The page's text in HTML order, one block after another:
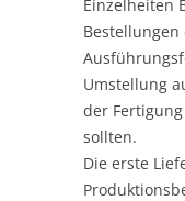
Einzelheiten
Umstellung
der
sollten.
Die erste